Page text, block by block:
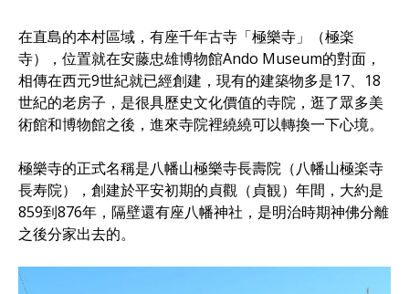
在直島的本村區域，有座千年古寺「極樂寺」（極楽
寺），位置就在安藤忠雄博物館Ando Museum的對面，
相傳在西元9世紀就已經創建，現有的建築物多是17、18
世紀的老房子，是很具歷史文化價值的寺院，逛了眾多美
術館和博物館之後，進來寺院裡繞繞可以轉換一下心境。
極樂寺的正式名稱是八幡山極樂寺長壽院（八幡山極楽寺
長寿院），創建於平安初期的貞觀（貞観）年間，大約是
859到876年，隔壁還有座八幡神社，是明治時期神佛分離
之後分家出去的。